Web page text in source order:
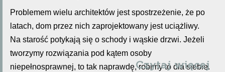
Problemem wielu architektów jest spostrzeżenie, że po
latach, dom przez nich zaprojektowany jest uciążliwy.
Na starość potykają się o schody i wąskie drzwi. Jeżeli
tworzymy rozwiązania pod kątem osoby
niepełnosprawnej, to tak naprawdę, robimy to dla siebie.
Czytaj więcej